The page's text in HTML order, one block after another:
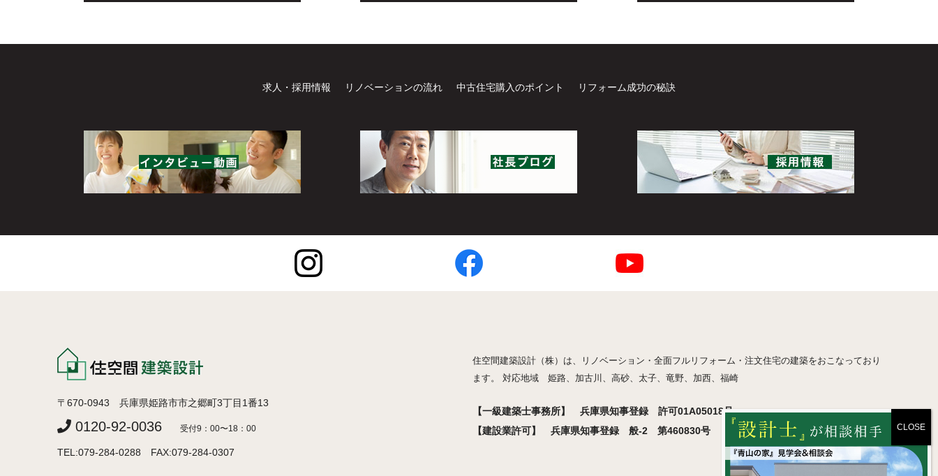
求人・採用情報 リノベーションの流れ 中古住宅購入のポイント リフォーム成功の秘訣
〒670-0943 兵庫県姫路市市之郷町3丁目1番13
0120-92-0036 受付9：00〜18：00
TEL:079-284-0288 FAX:079-284-0307
住空間建築設計（株）は、リノベーション・全面フルリフォーム・注文住宅の建築をおこなっており
ます。 対応地域 姫路、加古川、高砂、太子、竜野、加西、福崎
【一級建築士事務所】 兵庫県知事登録 許可01A05018号
【建設業許可】 兵庫県知事登録 般-2 第460830号